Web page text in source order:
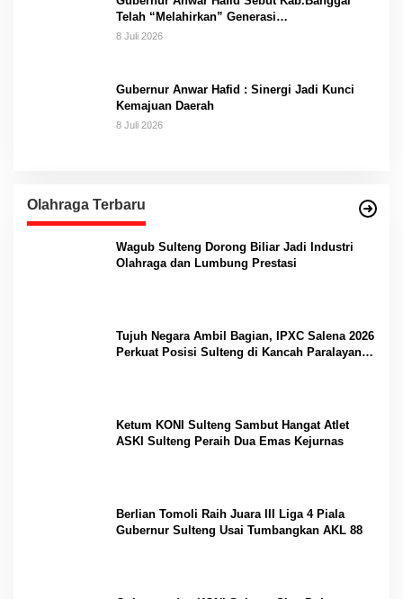
Telah “Melahirkan” Generasi…
8 Juli 2026
Gubernur Anwar Hafid : Sinergi Jadi Kunci
Kemajuan Daerah
8 Juli 2026
Olahraga Terbaru
Wagub Sulteng Dorong Biliar Jadi Industri
Olahraga dan Lumbung Prestasi
Tujuh Negara Ambil Bagian, IPXC Salena 2026
Perkuat Posisi Sulteng di Kancah Paralayang
Ketum KONI Sulteng Sambut Hangat Atlet
ASKI Sulteng Peraih Dua Emas Kejurnas
Berlian Tomoli Raih Juara III Liga 4 Piala
Gubernur Sulteng Usai Tumbangkan AKL 88